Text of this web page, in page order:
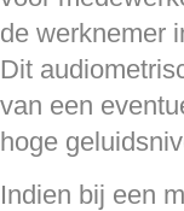
de werknemer
Dit
van een
hoge
Indien bij een